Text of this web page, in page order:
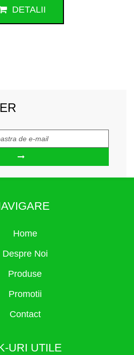
DETALII
Home
Despre Noi
Produse
Promotii
Contact
URI UTILE